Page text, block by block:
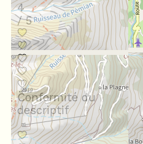
4
/ 5
Conformité du
descriptif